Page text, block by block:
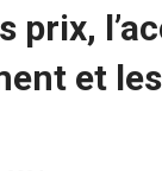
prix,
et les